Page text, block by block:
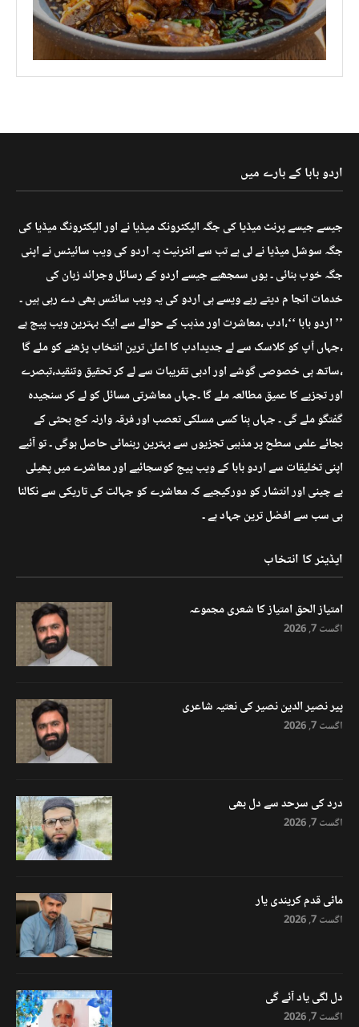
اردو بابا کے بارے میں
جیسے جیسے پرنٹ میڈیا کی جگہ الیکٹرونک میڈیا نے اور الیکٹرونگ میڈیا کی
جگہ سوشل میڈیا نے لی ہے تب سے انٹرنیٹ پہ اردو کی ویب سائیٹس نے اپنی
جگہ خوب بنائی ۔ یوں سمجھیے جیسے اردو کے رسائل وجرائد زبان کی
خدمات انجا م دیتے رہے ویسے ہی اردو کی یہ ویب سائٹس بھی دے رہی ہیں ۔
’’ اردو بابا ‘‘،ادب ،معاشرت اور مذہب کے حوالے سے ایک بہترین ویب پیج ہے
،جہاں آپ کو کلاسک سے لے جدیدادب کا اعلیٰ ترین انتخاب پڑھنے کو ملے گا
،ساتھ ہی خصوصی گوشے اور ادبی تقریبات سے لے کر تحقیق وتنقید،تبصرے
اور تجزیے کا عمیق مطالعہ ملے گا ۔جہاں معاشرتی مسائل کو لے کر سنجیدہ
گفتگو ملے گی ۔ جہاں بِنا کسی مسلکی تعصب اور فرقہ وارنہ کج بحثی کے
بجائے علمی سطح پر مذہبی تجزیوں سے بہترین رہنمائی حاصل ہوگی ۔ تو آئیے
اپنی تخلیقات سے اردو بابا کے ویب پیج کوسجائیے اور معاشرے میں پھیلی
بے چینی اور انتشار کو دورکیجیے کہ معاشرے کو جہالت کی تاریکی سے نکالنا
ہی سب سے افضل ترین جہاد ہے ۔
ایڈیٹر کا انتخاب
امتیاز الحق امتیاز کا شعری مجموعہ
اگست 7, 2026
پیر نصیر الدین نصیر کی نعتیہ شاعری
اگست 7, 2026
درد کی سرحد سے دل بھی
اگست 7, 2026
ماٹی قدم کریندی یار
اگست 7, 2026
دل لگی یاد آئے گی
اگست 7, 2026